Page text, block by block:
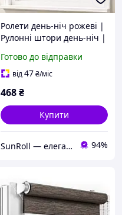
Ролети день-ніч рожеві |
Рулонні штори день-ніч |
квартири, будинку, офісу
та магазину
Готово до відправки
від47₴/міс
468₴
Купити
SunRoll — елегантність та комфорт у кожному вікні. 94%